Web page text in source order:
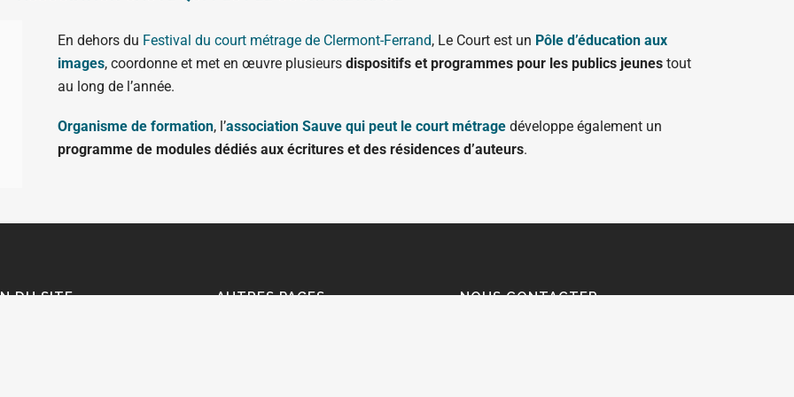
En dehors du Festival du court métrage de Clermont-Ferrand, Le Court est un Pôle d’éducation aux
images, coordonne et met en œuvre plusieurs dispositifs et programmes pour les publics jeunestout
au long de l’année.
Organisme de formation, l’association Sauve qui peut le court métragedéveloppe également un
programme de modules dédiés aux écritures et des résidences d’auteurs.
DU SITE AUTRES PAGES NOUS CONTACTER